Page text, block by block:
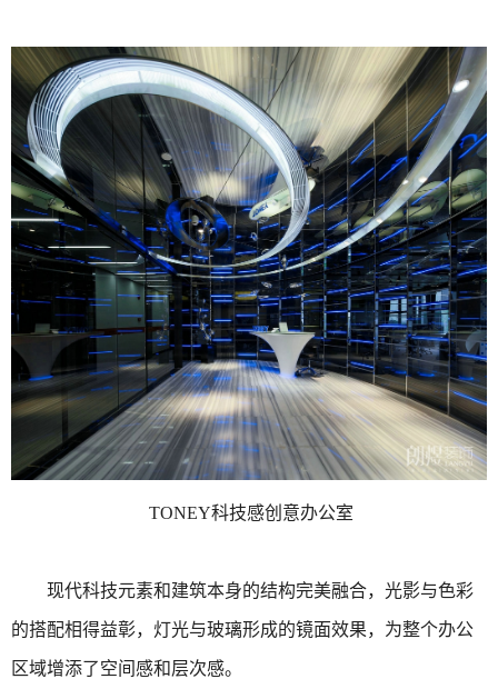
TONEY科技感创意办公室
现代科技元素和建筑本身的结构完美融合，光影与色彩
的搭配相得益彰，灯光与玻璃形成的镜面效果，为整个办公
区域增添了空间感和层次感。